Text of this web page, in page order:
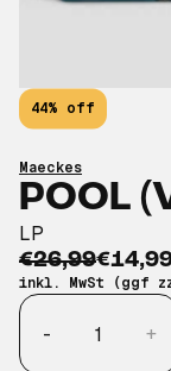
Maeckes
POOL
LP
€26,99
inkl. MwSt (ggf
Anzahl
-
+
44% off